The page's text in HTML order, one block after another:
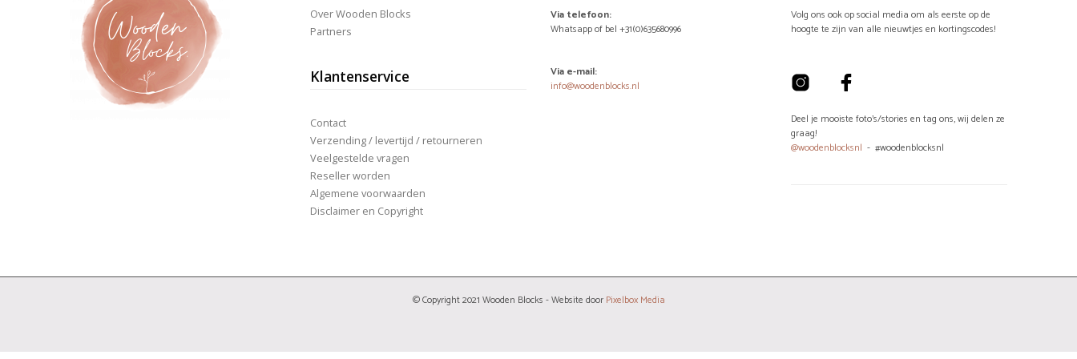
de
productpagina
de
Over Wooden Blocks
Partners
Klantenservice
Contact
Verzending / levertijd / retourneren
Veelgestelde vragen
Reseller worden
Algemene voorwaarden
Disclaimer en Copyright
Via telefoon:
Whatsapp of bel +31(0)635680996
Via e-mail:
info@woodenblocks.nl
Volg ons ook op social media om als eerste op de
hoogte te zijn van alle nieuwtjes en kortingscodes!
Deel je mooiste foto's/stories en tag ons, wij delen ze
graag!
@woodenblocksnl - #woodenblocksnl
© Copyright 2021 Wooden Blocks - Website door Pixelbox Media